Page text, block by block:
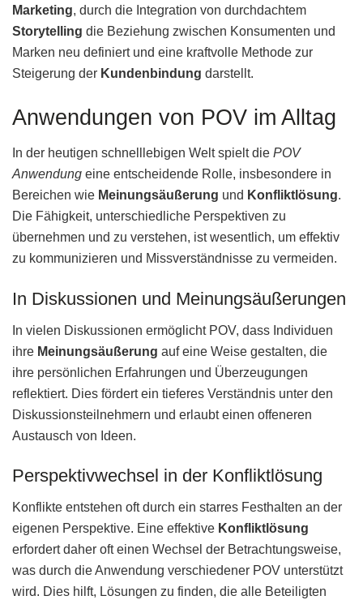
Marketing, durch die Integration von durchdachtem
Storytelling die Beziehung zwischen Konsumenten und
Marken neu definiert und eine kraftvolle Methode zur
Steigerung der Kundenbindung darstellt.
Anwendungen von POV im Alltag
In der heutigen schnelllebigen Welt spielt die POV
Anwendung eine entscheidende Rolle, insbesondere in
Bereichen wie Meinungsäußerung und Konfliktlösung.
Die Fähigkeit, unterschiedliche Perspektiven zu
übernehmen und zu verstehen, ist wesentlich, um effektiv
zu kommunizieren und Missverständnisse zu vermeiden.
In Diskussionen und Meinungsäußerungen
In vielen Diskussionen ermöglicht POV, dass Individuen
ihre Meinungsäußerung auf eine Weise gestalten, die
ihre persönlichen Erfahrungen und Überzeugungen
reflektiert. Dies fördert ein tieferes Verständnis unter den
Diskussionsteilnehmern und erlaubt einen offeneren
Austausch von Ideen.
Perspektivwechsel in der Konfliktlösung
Konflikte entstehen oft durch ein starres Festhalten an der
eigenen Perspektive. Eine effektive Konfliktlösung
erfordert daher oft einen Wechsel der Betrachtungsweise,
was durch die Anwendung verschiedener POV unterstützt
wird. Dies hilft, Lösungen zu finden, die alle Beteiligten